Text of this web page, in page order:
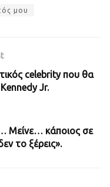
μου
celebrity που θα
Jr.
Μείνε… κάποιος σε
το ξέρεις».